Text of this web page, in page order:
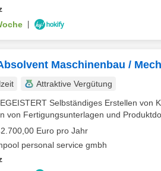
Maschinenbau /
Attraktive Vergütung
Selbständiges Erstellen
von Fertigungsunterlagen und
Euro pro Jahr
personal service gmbh